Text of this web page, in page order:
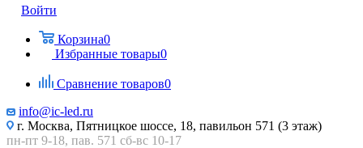
Войти
Корзина0
Избранные товары0
Сравнение товаров0
info@ic-led.ru
г. Москва, Пятницкое шоссе, 18, павильон 571 (3 этаж)
пн-пт 9-18, пав. 571 сб-вс 10-17